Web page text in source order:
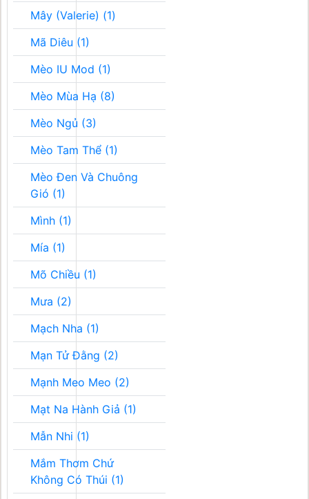
Mây (Valerie) (1)
Mã Diêu (1)
Mèo IU Mod (1)
Mèo Mùa Hạ (8)
Mèo Ngủ (3)
Mèo Tam Thể (1)
Mèo Đen Và Chuông
Gió (1)
Mình (1)
Mía (1)
Mõ Chiều (1)
Mưa (2)
Mạch Nha (1)
Mạn Tử Đằng (2)
Mạnh Meo Meo (2)
Mạt Na Hành Giả (1)
Mẫn Nhi (1)
Mắm Thơm Chứ
Không Có Thúi (1)